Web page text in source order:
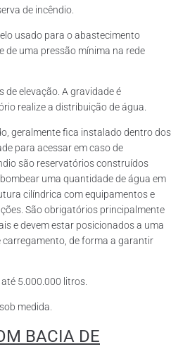
de incêndio.
usado para o abastecimento
de uma pressão mínima na rede
elevação. A gravidade é
realize a distribuição de água.
geralmente fica instalado dentro dos
para acessar em caso de
são reservatórios construídos
uma quantidade de água em
cilíndrica com equipamentos e
São obrigatórios principalmente
e devem estar posicionados a uma
de forma a garantir
5.000.000 litros.
medida.
BACIA DE